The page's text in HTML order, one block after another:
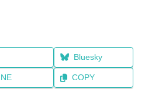
Bluesky
COPY